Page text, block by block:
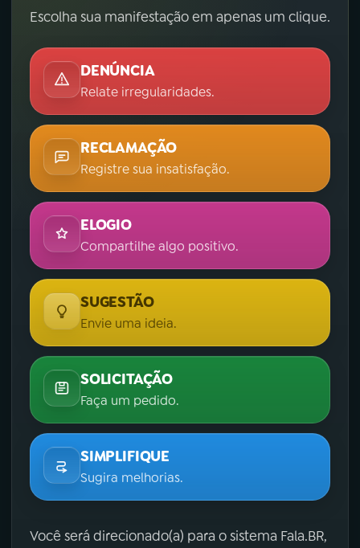
Escolha sua manifestação em apenas um clique.
DENÚNCIA
Relate irregularidades.
RECLAMAÇÃO
Registre sua insatisfação.
ELOGIO
Compartilhe algo positivo.
SUGESTÃO
Envie uma ideia.
SOLICITAÇÃO
Faça um pedido.
SIMPLIFIQUE
Sugira melhorias.
Você será direcionado(a) para o sistema Fala.BR,